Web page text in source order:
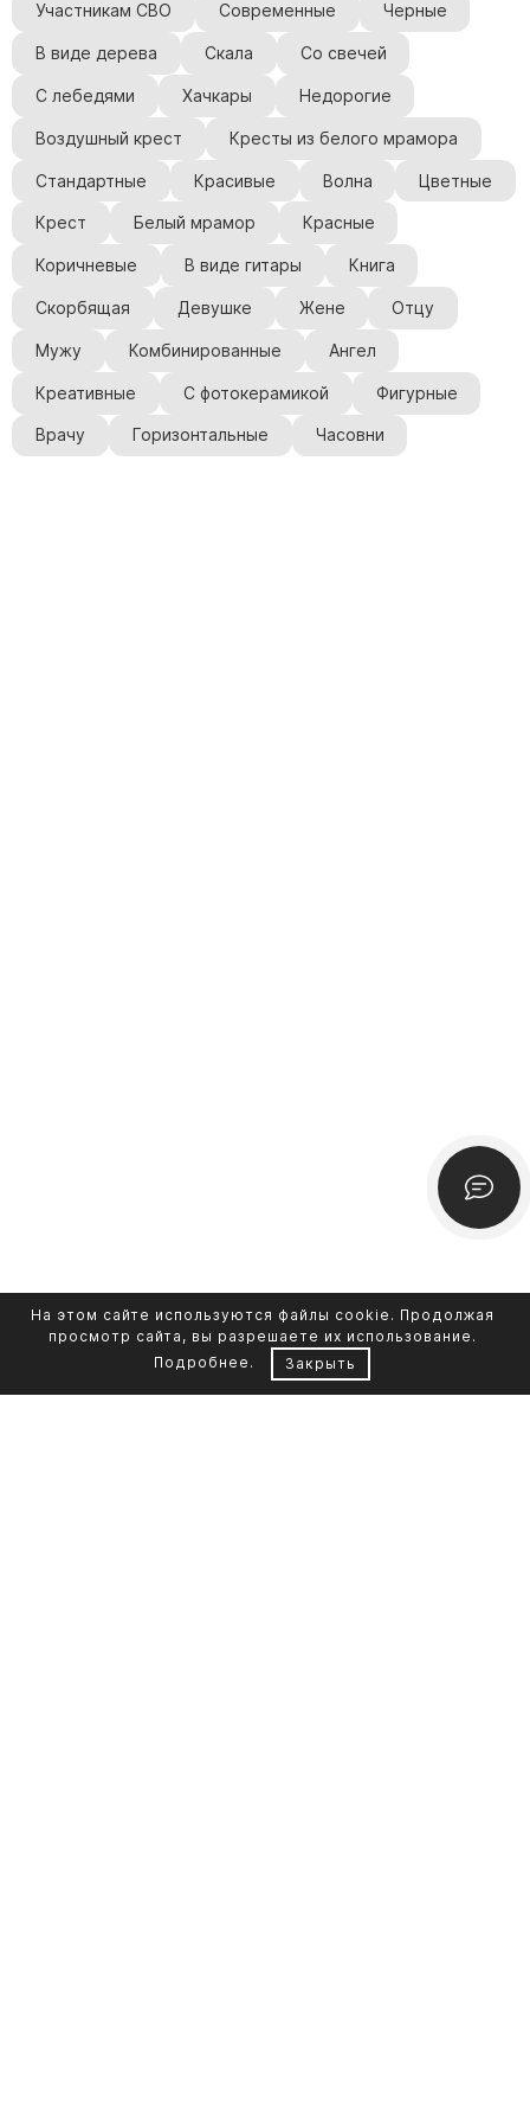
Участникам СВО Современные Черные
В виде дерева Скала Со свечей
С лебедями Хачкары Недорогие
Воздушный крест Кресты из белого мрамора
Стандартные Красивые Волна Цветные
Крест Белый мрамор Красные
Коричневые В виде гитары Книга
Скорбящая Девушке Жене Отцу
Мужу Комбинированные Ангел
Креативные С фотокерамикой Фигурные
Врачу Горизонтальные Часовни
На этом сайте используются файлы cookie. Продолжая
просмотр сайта, вы разрешаете их использование.
Подробнее . Закрыть